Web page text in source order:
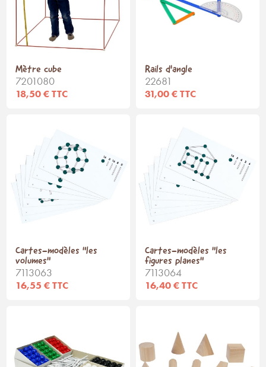
Mètre cube
7201080
18,50 € TTC
Rails d'angle
22681
31,00 € TTC
Cartes-modèles "les
volumes"
7113063
16,55 € TTC
Cartes-modèles "les
figures planes"
7113064
16,40 € TTC